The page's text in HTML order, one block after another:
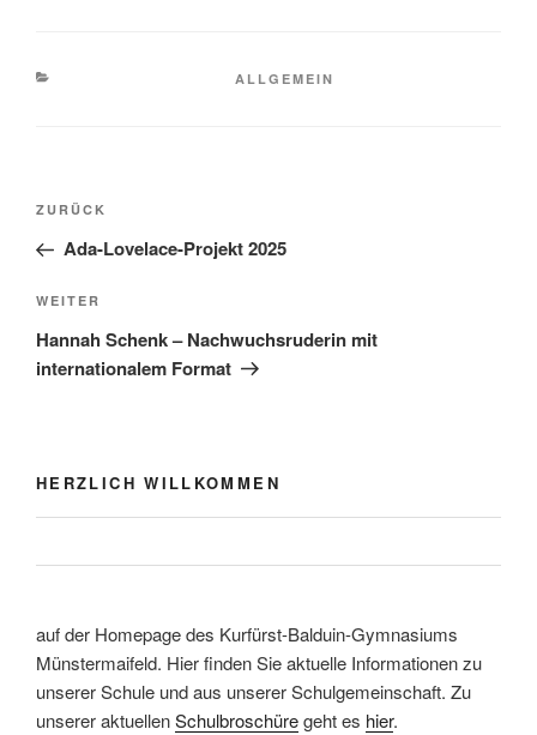
KATEGORIEN
ALLGEMEIN
Beitragsnavigation
Vorheriger
Beitrag
ZURÜCK
Ada-Lovelace-Projekt 2025
Nächster
Beitrag
WEITER
Hannah Schenk – Nachwuchsruderin mit
internationalem Format
HERZLICH WILLKOMMEN
auf der Homepage des Kurfürst-Balduin-Gymnasiums
Münstermaifeld. Hier finden Sie aktuelle Informationen zu
unserer Schule und aus unserer Schulgemeinschaft. Zu
unserer aktuellenSchulbroschüregeht es hier.